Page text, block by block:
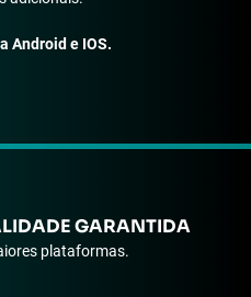
Android e IOS.
GARANTIDA
plataformas.